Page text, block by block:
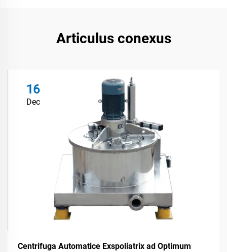
Articulus conexus
16
Dec
Centrifuga Automatice Exspoliatrix ad Optimum